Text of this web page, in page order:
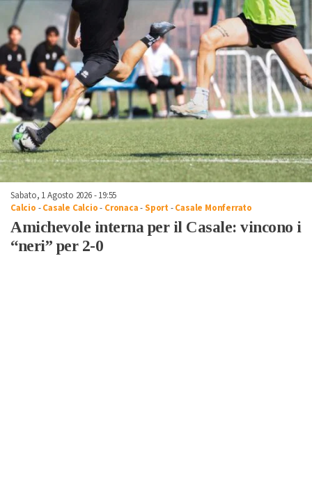
Sabato, 1 Agosto 2026 - 19:55
Calcio -Casale Calcio- Cronaca-Sport -Casale Monferrato
Amichevole interna per il Casale: vincono i
“neri” per 2-0